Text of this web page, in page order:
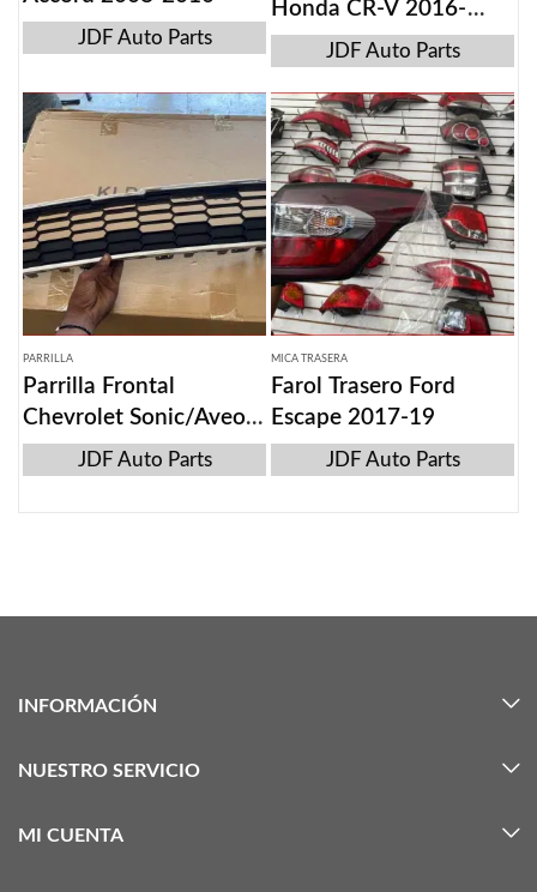
JDF Auto Parts
Honda CR-V 2016-
2022JDF Auto Parts
PARRILLA
Parrilla Frontal
Chevrolet Sonic/Aveo
2011-2016JDF Auto Parts
MICA TRASERA
Farol Trasero Ford
Escape 2017-19
JDF Auto Parts
INFORMACIÓN
NUESTRO SERVICIO
MI CUENTA